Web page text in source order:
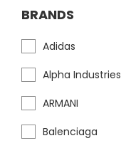
BRANDS
Adidas
Alpha Industries
ARMANI
Balenciaga